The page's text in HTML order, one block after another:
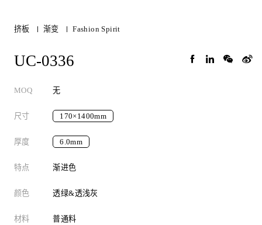
挤板 渐变 Fashion Spirit
UC-0336
MOQ 无
尺寸 170×1400mm
厚度 6.0mm
特点 渐进色
颜色 透绿&透浅灰
材料 普通料